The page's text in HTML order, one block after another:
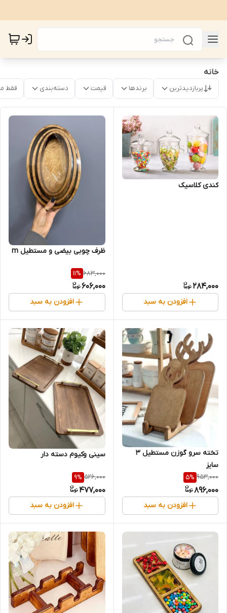
خانه
پربازدیدترین برندها قیمت دسته‌بندی فقط
کندی کلاسیک
284,000
افزودن به سبد
ظرف چوبی بیضی و مستطیل m
683,000
11%
606,000
افزودن به سبد
تخته سرو گوزن مستطیل 3
سایز
953,000
5%
896,000
افزودن به سبد
سینی وکیوم دسته دار
526,000
9%
477,000
افزودن به سبد